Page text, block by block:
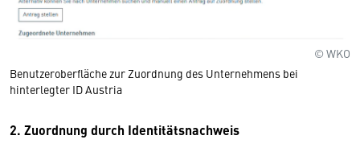
© WKO
Benutzeroberfläche zur Zuordnung des Unternehmens bei
hinterlegter ID Austria
2. Zuordnung durch Identitätsnachweis